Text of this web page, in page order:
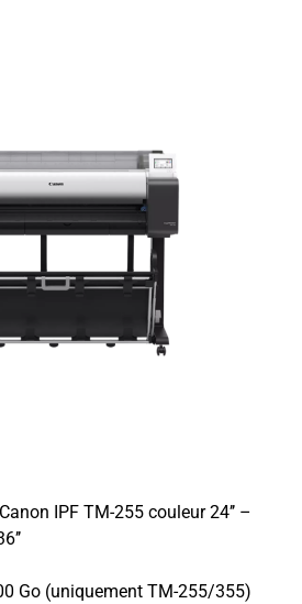
IPF TM-255 couleur 24’’ –
Go (uniquement TM-255/355)